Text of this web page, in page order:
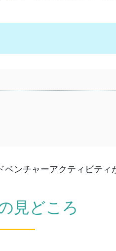
ンチャーアクティビティ
見どころ